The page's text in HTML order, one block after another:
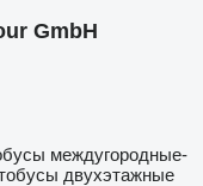
GmbH
междугородные-
двухэтажные